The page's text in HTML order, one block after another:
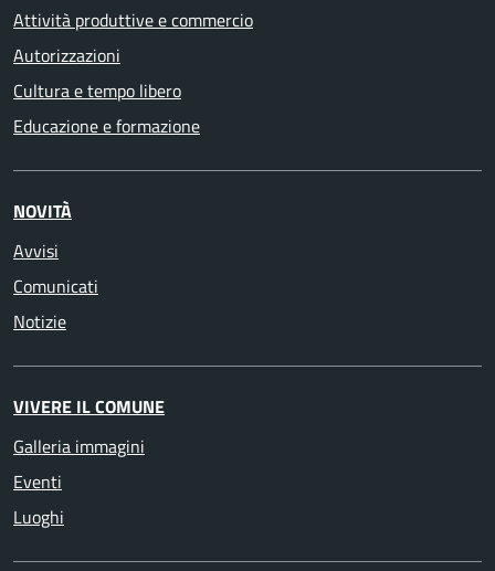
Attività produttive e commercio
Autorizzazioni
Cultura e tempo libero
Educazione e formazione
NOVITÀ
Avvisi
Comunicati
Notizie
VIVERE IL COMUNE
Galleria immagini
Eventi
Luoghi